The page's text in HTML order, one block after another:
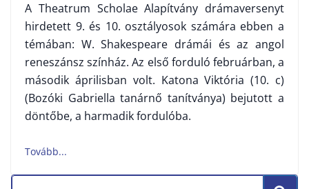
A Theatrum Scholae Alapítvány drámaversenyt
hirdetett 9. és 10. osztályosok számára ebben a
témában: W. Shakespeare drámái és az angol
reneszánsz színház. Az első forduló februárban, a
második áprilisban volt. Katona Viktória (10. c)
(Bozóki Gabriella tanárnő tanítványa) bejutott a
döntőbe, a harmadik fordulóba.